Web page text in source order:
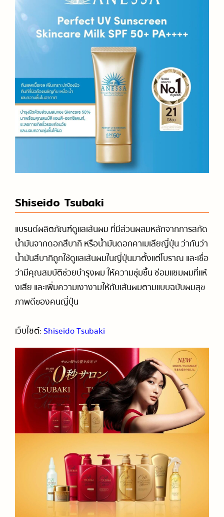
Shiseido Tsubaki
แบรนด์ผลิตภัณฑ์ดูแลเส้นผม ที่มีส่วนผสมหลักจากการสกัด
น้ำมันจากดอกสึบากิ หรือน้ำมันดอกคาเมเลียญี่ปุ่น ว่ากันว่า
น้ำมันสึบากิถูกใช้ดูแลเส้นผมในญี่ปุ่นมาตั้งแต่โบราณ และเชื่อ
ว่ามีคุณสมบัติช่วยบำรุงผม ให้ความชุ่มชื้น ซ่อมแซมผมที่แห้
งเสีย และเพิ่มความเงางามให้กับเส้นผมตามแบบฉบับผมสุข
ภาพดีของคนญี่ปุ่น
เว็บไซต์:Shiseido Tsubaki